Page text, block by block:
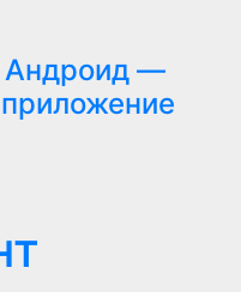
Андроид —